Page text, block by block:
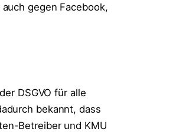
gegen Facebook,
DSGVO für alle
bekannt, dass
Betreiber und KMU